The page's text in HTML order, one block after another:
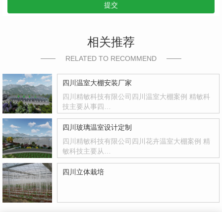
提交
相关推荐
RELATED TO RECOMMEND
四川温室大棚安装厂家
四川精敏科技有限公司四川温室大棚案例 精敏科
技主要从事四…
四川玻璃温室设计定制
四川精敏科技有限公司四川花卉温室大棚案例 精
敏科技主要从…
四川立体栽培